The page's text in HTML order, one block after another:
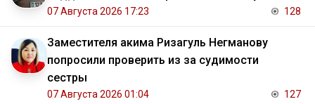
07 Августа 2026 17:23 128
Заместителя акима Ризагуль Негманову
попросили проверить из за судимости
сестры
07 Августа 2026 01:04 127